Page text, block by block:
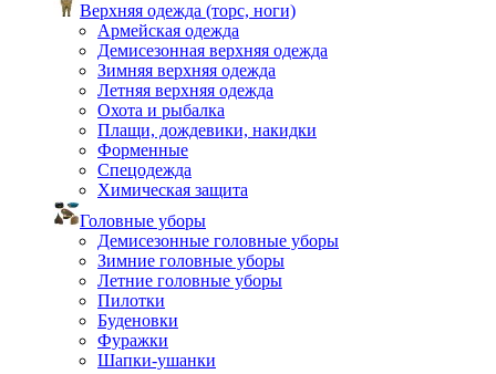
Верхняя одежда (торс, ноги)
Армейская одежда
Демисезонная верхняя одежда
Зимняя верхняя одежда
Летняя верхняя одежда
Охота и рыбалка
Плащи, дождевики, накидки
Форменные
Спецодежда
Химическая защита
Головные уборы
Демисезонные головные уборы
Зимние головные уборы
Летние головные уборы
Пилотки
Буденовки
Фуражки
Шапки-ушанки